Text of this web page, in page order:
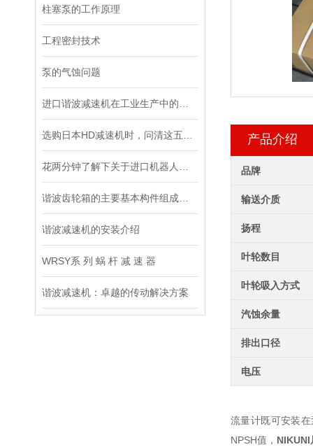
柱塞泵的工作原理
工程密封技术
泵的气蚀问题
谐波减速机的安装介绍
WRSY系 列 蜗 杆 减 速 器
谐波减速机：卓越的传动解决方案
产品介绍
品牌
输送介质
扬程
叶轮数目
叶轮吸入方式
汽蚀余量
排出口径
电压
流量计既可安装
NPSH值，